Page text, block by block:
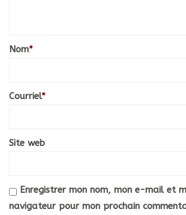
Nom*
Courriel*
Site web
Enregistrer mon nom, mon e-mail et
navigateur pour mon prochain